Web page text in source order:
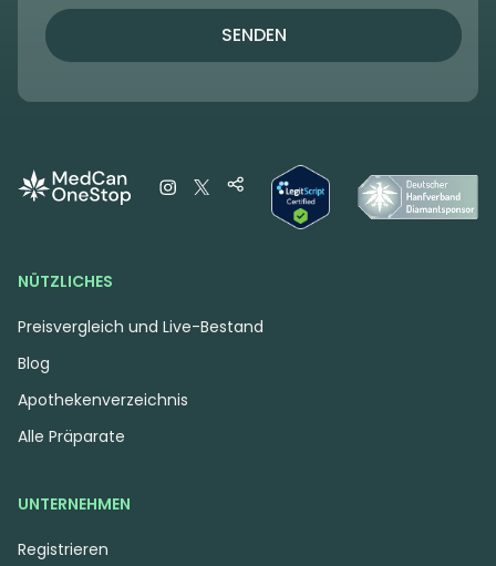
SENDEN
NÜTZLICHES
Preisvergleich und Live-Bestand
Blog
Apothekenverzeichnis
Alle Präparate
UNTERNEHMEN
Registrieren